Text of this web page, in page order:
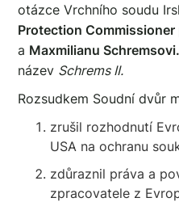
otázce Vrchního soudu
Protection Commissioner
a Maxmilianu Schremsovi.
název Schrems II.
Rozsudkem Soudní dvůr
zrušil rozhodnutí
USA na ochranu
zdůraznil práva a
zpracovatele z